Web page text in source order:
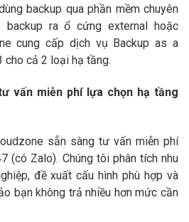
backup qua phần mềm chuyên
backup ra ổ cứng external hoặc
cung cấp dịch vụ Backup as a
cho cả 2 loại hạ tầng.
vấn miễn phí lựa chọn hạ tầng
sẵn sàng tư vấn miễn phí
(có Zalo). Chúng tôi phân tích nhu
đề xuất cấu hình phù hợp và
bạn không trả nhiều hơn mức cần